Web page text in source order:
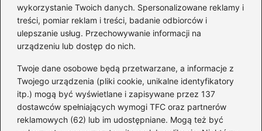
wykorzystanie Twoich danych. Spersonalizowane reklamy i
treści, pomiar reklam i treści, badanie odbiorców i
ulepszanie usług. Przechowywanie informacji na
urządzeniu lub dostęp do nich.
Twoje dane osobowe będą przetwarzane, a informacje z
Twojego urządzenia (pliki cookie, unikalne identyfikatory
itp.) mogą być wyświetlane i zapisywane przez 137
dostawców spełniających wymogi TFC oraz partnerów
reklamowych (62) lub im udostępniane. Mogą też być
←
Czego unikać: jak nie wolno siadać w ciąży, aby
zadbać o zdrowie mamy i dziecka
Odpowiadamy na to pytanie!
Dodaj komentarz